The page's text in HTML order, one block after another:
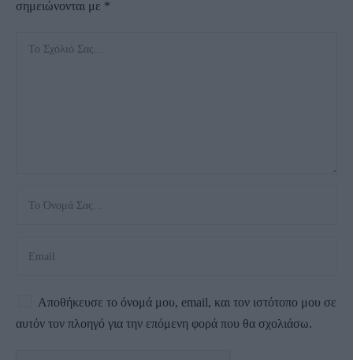
σημειώνονται με *
Αποθήκευσε το όνομά μου, email, και τον ιστότοπο μου σε
αυτόν τον πλοηγό για την επόμενη φορά που θα σχολιάσω.